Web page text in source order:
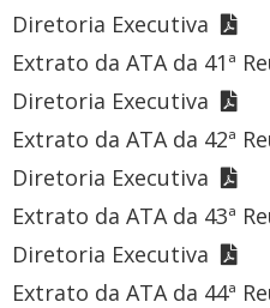
Diretoria Executiva
Extrato da ATA da 41ª
Diretoria Executiva
Extrato da ATA da 42ª
Diretoria Executiva
Extrato da ATA da 43ª
Diretoria Executiva
Extrato da ATA da 44ª